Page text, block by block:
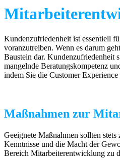
Kundenzufriedenheit ist essentiell
voranzutreiben. Wenn es darum
Baustein dar. Kundenzufriedenheit
mangelnde Beratungskompetenz
indem Sie die Customer
Maßnahmen zur
Geeignete Maßnahmen sollten
Kenntnisse und die Macht der
Bereich Mitarbeiterentwicklung zu